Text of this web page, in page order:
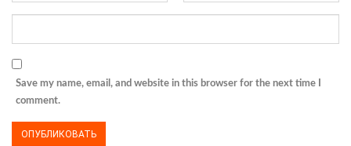
Save my name, email, and website in this browser for the next time I
comment.